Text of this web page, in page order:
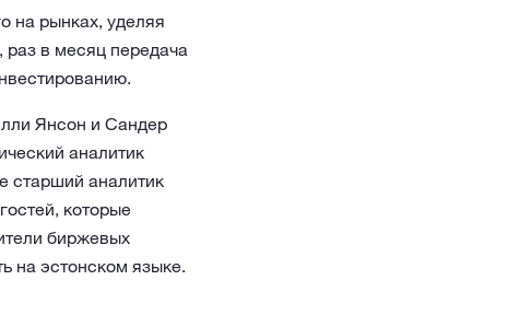
на рынках, уделяя
в месяц передача
Янсон и Сандер
аналитик
старший аналитик
которые
биржевых
на эстонском языке.